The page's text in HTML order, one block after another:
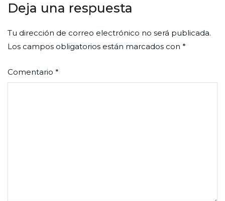
Deja una respuesta
Tu dirección de correo electrónico no será publicada.
Los campos obligatorios están marcados con *
Comentario *